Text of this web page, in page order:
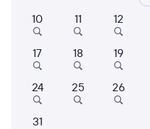
Когда
Кто едет
10 11 12
17 18 19
24 25 26
31